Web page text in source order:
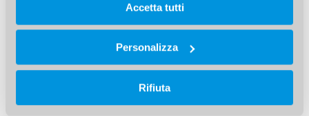
Accetta tutti
Personalizza
Rifiuta